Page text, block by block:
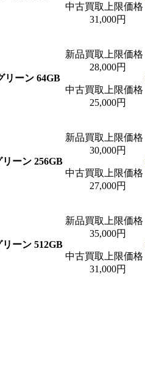
中古買取上限価格
31,000円
リーン 64GB
新品買取上限価格
28,000円
中古買取上限価格
25,000円
ーン 256GB
新品買取上限価格
30,000円
中古買取上限価格
27,000円
ーン 512GB
新品買取上限価格
35,000円
中古買取上限価格
31,000円